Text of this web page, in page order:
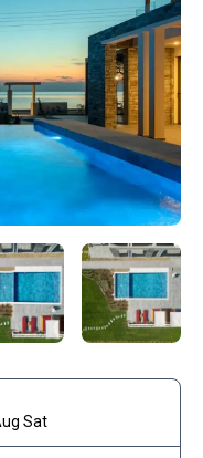
Sat